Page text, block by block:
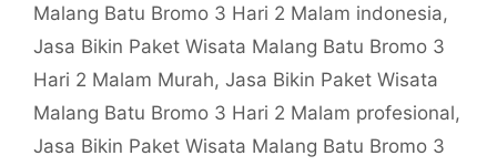
Malang Batu Bromo 3 Hari 2 Malam indonesia,
Jasa Bikin Paket Wisata Malang Batu Bromo 3
Hari 2 Malam Murah, Jasa Bikin Paket Wisata
Malang Batu Bromo 3 Hari 2 Malam profesional,
Jasa Bikin Paket Wisata Malang Batu Bromo 3